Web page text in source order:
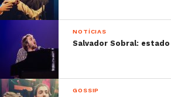
NOTÍCIAS
Salvador Sobral:
GOSSIP